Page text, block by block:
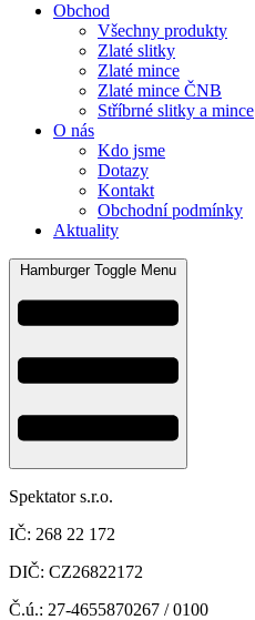
Obchod
Všechny produkty
Zlaté slitky
Zlaté mince
Zlaté mince ČNB
Stříbrné slitky a mince
O nás
Kdo jsme
Dotazy
Kontakt
Obchodní podmínky
Aktuality
Hamburger Toggle Menu
Spektator s.r.o.
IČ: 268 22 172
DIČ: CZ26822172
Č.ú.: 27-4655870267 / 0100